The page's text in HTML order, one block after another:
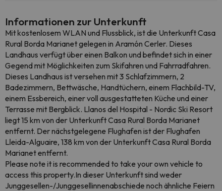
Informationen zur Unterkunft
Mit kostenlosem WLAN und Flussblick, ist die Unterkunft Casa
Rural Borda Marianet gelegen in Aramón Cerler. Dieses
Landhaus verfügt über einen Balkon und befindet sich in einer
Gegend mit Möglichkeiten zum Skifahren und Fahrradfahren.
Dieses Landhaus ist versehen mit 3 Schlafzimmern, 2
Badezimmern, Bettwäsche, Handtüchern, einem Flachbild-TV,
einem Essbereich, einer voll ausgestatteten Küche und einer
Terrasse mit Bergblick. Llanos del Hospital - Nordic Ski Resort
liegt 15 km von der Unterkunft Casa Rural Borda Marianet
entfernt. Der nächstgelegene Flughafen ist der Flughafen
Lleida-Alguaire, 138 km von der Unterkunft Casa Rural Borda
Marianet entfernt.
Please note it is recommended to take your own vehicle to
access this property.In dieser Unterkunft sind weder
Junggesellen-/Junggesellinnenabschiede noch ähnliche Feiern